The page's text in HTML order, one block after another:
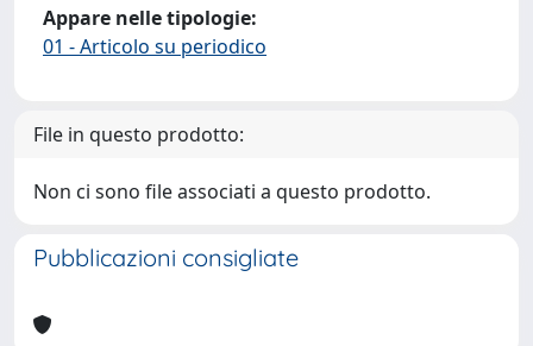
Appare nelle tipologie:
01 - Articolo su periodico
File in questo prodotto:
Non ci sono file associati a questo prodotto.
Pubblicazioni consigliate